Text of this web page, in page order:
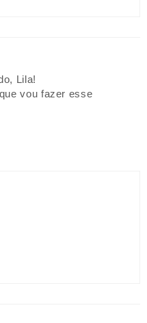
Lila!
vou fazer esse